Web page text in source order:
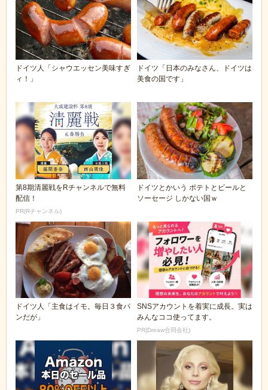
ドイツ人「シャウエッセン美味すぎ
ィ！」
ドイツ「日本のみなさん、ドイツは
美食の国です」
第8期清麗戦をRチャンネルで無料
配信！
PR(Rチャンネル)
ドイツとかいう ポテトとビールと
ソーセージ しかない国ｗ
ドイツ人「主食はイモ。毎日３食パ
ンだが」
SNSアカウントを着実に成長。実は
みんなココ使ってます。
PR(Dreaw合同会社)